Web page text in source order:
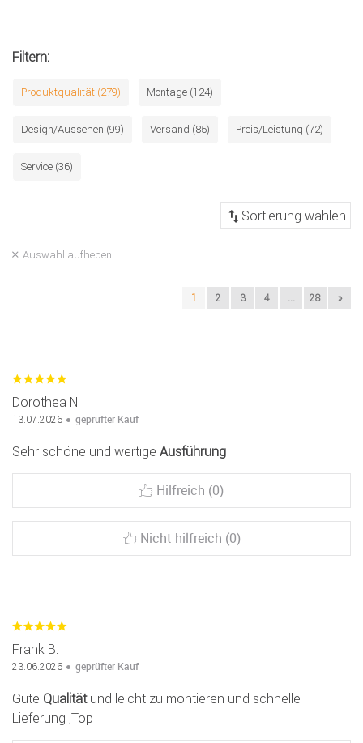
Filtern:
Produktqualität (279) Montage (124)
Design/Aussehen (99) Versand (85) Preis/Leistung (72)
Service (36)
Auswahl aufheben
1 2 3 4 ... 28 »
Dorothea N.
13.07.2026 geprüfter Kauf
Sehr schöne und wertige Ausführung
Hilfreich (0)
Nicht hilfreich (0)
Frank B.
23.06.2026 geprüfter Kauf
Gute Qualitätund leicht zu montieren und schnelle
Lieferung ,Top